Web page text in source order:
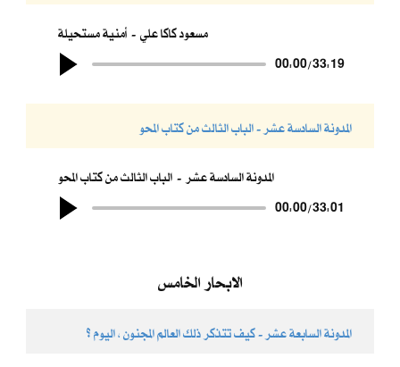
أمنية مستحيلة مسعود كاكا علي
00:00/33:19
المدونة السادسة عشر - الباب الثالث من كتاب المحو
الباب الثالث من كتاب المحو المدونة السادسة عشر
00:00/33:01
الابحار الخامس
المدونة السابعة عشر - كيف تتذكر ذلك العالم المجنون ، اليوم ؟